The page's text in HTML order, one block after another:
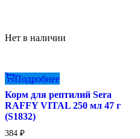
Нет в наличии
Подробнее
Корм для рептилий Sera
RAFFY VITAL 250 мл 47 г
(S1832)
384 ₽